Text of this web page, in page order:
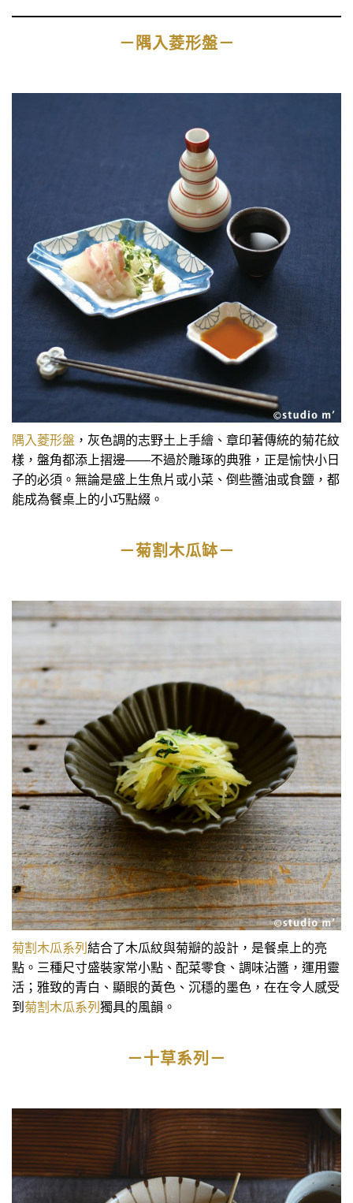
－隅入菱形盤－
隅入菱形盤 ，灰色調的志野土上手繪、章印著傳統的菊花紋
樣，盤角都添上摺邊——不過於雕琢的典雅，正是愉快小日
子的必須。無論是盛上生魚片或小菜、倒些醬油或食鹽，都
能成為餐桌上的小巧點綴。
－菊割木瓜缽－
菊割木瓜系列 結合了木瓜紋與菊瓣的設計，是餐桌上的亮
點。三種尺寸盛裝家常小點、配菜零食、調味沾醬，運用靈
活；雅致的青白、顯眼的黃色、沉穩的墨色，在在令人感受
到 菊割木瓜系列 獨具的風韻。
－十草系列－